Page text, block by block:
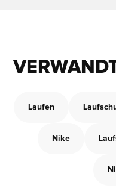
Laufen
Nike